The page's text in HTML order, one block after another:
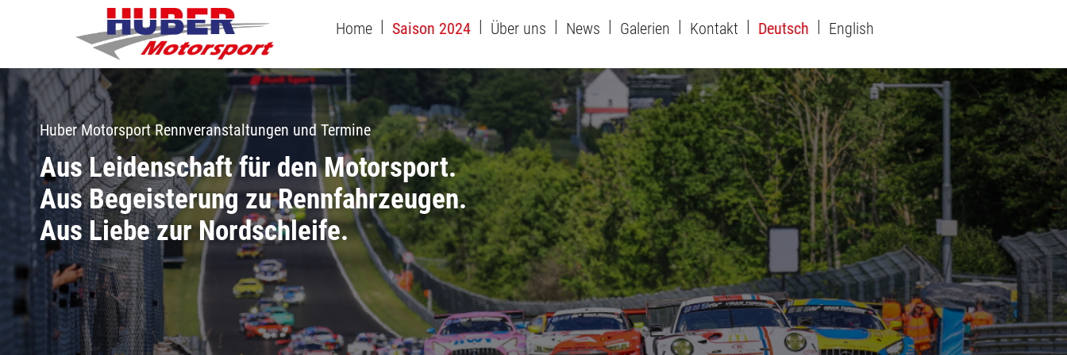
Home Saison 2024 Über uns News Galerien Kontakt Deutsch English
Huber Motorsport Rennveranstaltungen und Termine
Aus Leidenschaft für den Motorsport.
Aus Begeisterung zu Rennfahrzeugen.
Aus Liebe zur Nordschleife.